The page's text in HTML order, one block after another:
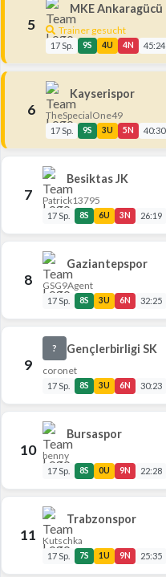
5
MKE Ankaragücü
Trainer gesucht
17 Sp. 9S 4U 4N 45:24
6
Kayserispor
TheSpecialOne49
17 Sp. 9S 3U 5N 40:30
7
Besiktas JK
Patrick13795
17 Sp. 8S 6U 3N 26:19
8
Gaziantepspor
GSG9Agent
17 Sp. 8S 3U 6N 32:25
9
? Gençlerbirligi SK
coronet
17 Sp. 8S 3U 6N 30:23
10
Bursaspor
benny
17 Sp. 8S 0U 9N 22:28
11
Trabzonspor
Kutschka
17 Sp. 7S 1U 9N 25:35